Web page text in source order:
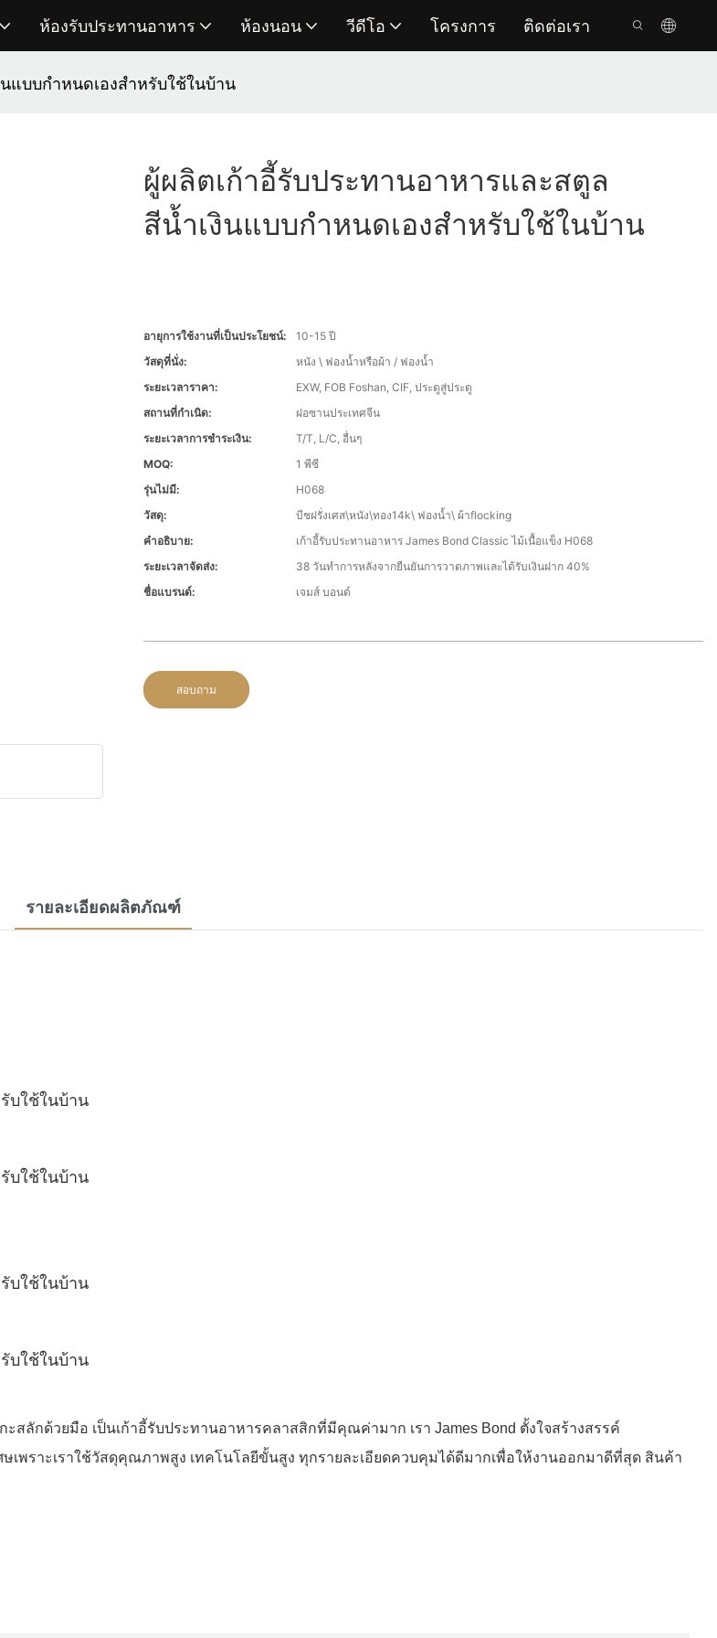
ห้องรับประทานอาหาร ห้องนอน วีดีโอ โครงการ ติดต่อเรา
แบบกำหนดเองสำหรับใช้ในบ้าน
ผู้ผลิตเก้าอี้รับประทานอาหารและสตูล
สีน้ำเงินแบบกำหนดเองสำหรับใช้ในบ้าน
อายุการใช้งานที่เป็นประโยชน์:
10-15 ปี
วัสดุที่นั่ง:
หนัง \ ฟองน้ำหรือผ้า / ฟองน้ำ
ระยะเวลาราคา:
EXW, FOB Foshan, CIF, ประตูสู่ประตู
สถานที่กำเนิด:
ฝอซานประเทศจีน
ระยะเวลาการชำระเงิน:
T/T, L/C, อื่นๆ
MOQ:
1 พีซี
รุ่นไม่มี:
H068
วัสดุ:
บีชฝรั่งเศส\หนัง\ทอง14k\ ฟองน้ำ\ ผ้าflocking
คำอธิบาย:
เก้าอี้รับประทานอาหาร James Bond Classic ไม้เนื้อแข็ง H068
ระยะเวลาจัดส่ง:
38 วันทำการหลังจากยืนยันการวาดภาพและได้รับเงินฝาก 40%
ชื่อแบรนด์:
เจมส์ บอนด์
สอบถาม
รายละเอียดผลิตภัณฑ์
ลักด้วยมือ เป็นเก้าอี้รับประทานอาหารคลาสสิกที่มีคุณค่ามาก เรา James Bond ตั้งใจสร้างสรรค์
เพราะเราใช้วัสดุคุณภาพสูง เทคโนโลยีขั้นสูง ทุกรายละเอียดควบคุมได้ดีมากเพื่อให้งานออกมาดีที่สุด สินค้า